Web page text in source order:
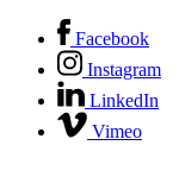
Facebook
Instagram
LinkedIn
Vimeo